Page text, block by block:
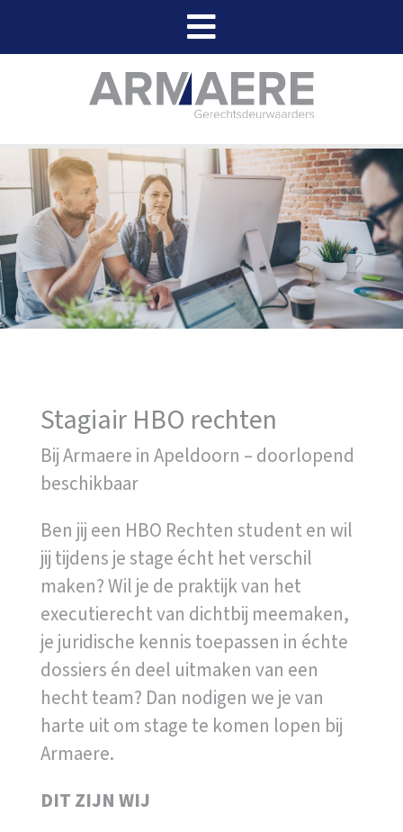
Stagiair HBO rechten
Bij Armaere in Apeldoorn – doorlopend
beschikbaar
Ben jij een HBO Rechten student en wil
jij tijdens je stage écht het verschil
maken? Wil je de praktijk van het
executierecht van dichtbij meemaken,
je juridische kennis toepassen in échte
dossiers én deel uitmaken van een
hecht team? Dan nodigen we je van
harte uit om stage te komen lopen bij
Armaere.
DIT ZIJN WIJ